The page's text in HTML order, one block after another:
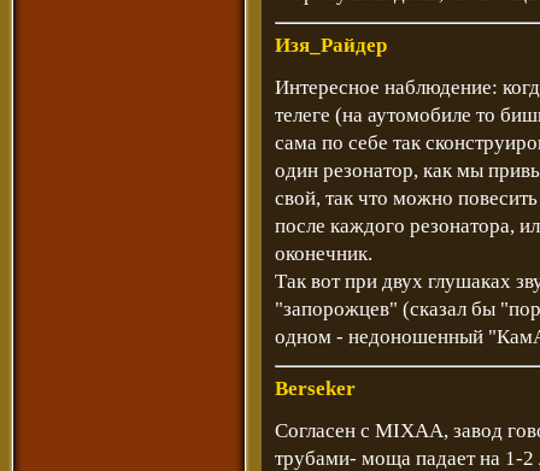
Изя_Райдер
Интересное наблюдение:
телеге (на аутомобиле то
сама по себе так
один резонатор, как мы
свой, так что можно
после каждого резонатора,
оконечник.
Так вот при двух глушаках
"запорожцев" (сказал бы
одном - недоношенный
Berseker
Согласен с MIXAA, завод
трубами- моща падает на 1-2